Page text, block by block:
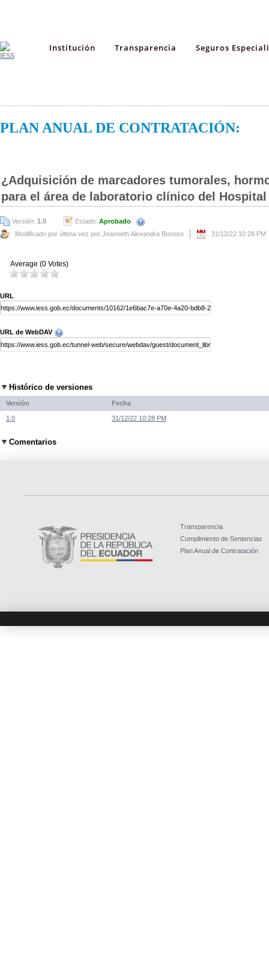
Institución Transparencia Seguros
PLAN ANUAL DE CONTRATACIÓN:
¿Adquisición de marcadores tumorales,
para el área de laboratorio clínico del Hospital
Versión: 1.0 Estado: Aprobado
Modificado por última vez por Jeanneth Alexandra Bonoso
31/12/22 10:28 PM
Average (0 Votes)
URL
URL de WebDAV
Histórico de versiones
Versión Fecha
1.0 31/12/22 10:28 PM
Comentarios
Transparencia
Cumplimiento de Sentencias
Plan Anual de Contratación